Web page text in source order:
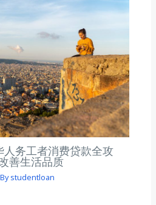
务工者消费贷款全攻
善生活品质
studentloan